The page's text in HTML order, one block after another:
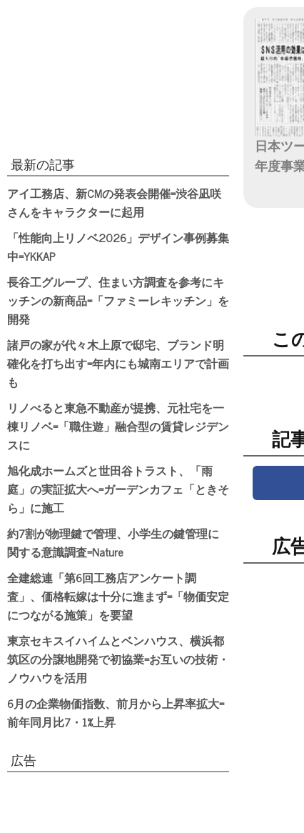
日本ツ
年度事
こ
記
広
最新の記事
アイ工務店、新CMの発表会開催=渋谷凪咲
さんをキャラクターに起用
「性能向上リノベ2026」デザイン事例募集
中=YKKAP
長谷工グループ、住まい方調査を参考にキ
ッチンの新商品=「ファミーレキッチン」を
開発
諸戸の家が代々木上原で邸宅、ブランド明
確化を打ち出す=年内にも城南エリアで計画
も
リノべると東急不動産が提携、元社宅を一
棟リノベ=「職住遊」融合型の賃貸レジデン
スに
旭化成ホームズと世田谷トラスト、「雨
庭」の実証拡大へ=ガーデンカフェ「ときそ
ら」に施工
約7割が物理鍵で管理、小学生の鍵管理に
関する意識調査=Nature
全建総連「第6回工務店アンケート調
査」、価格転嫁は十分に進まず=「物価安定
につながる施策」を要望
東京セキスイハイムとベンハウス、横浜都
筑区の分譲地開発で初協業=お互いの技術・
ノウハウを活用
6月の企業物価指数、前月から上昇率拡大=
前年同月比7・1%上昇
広告